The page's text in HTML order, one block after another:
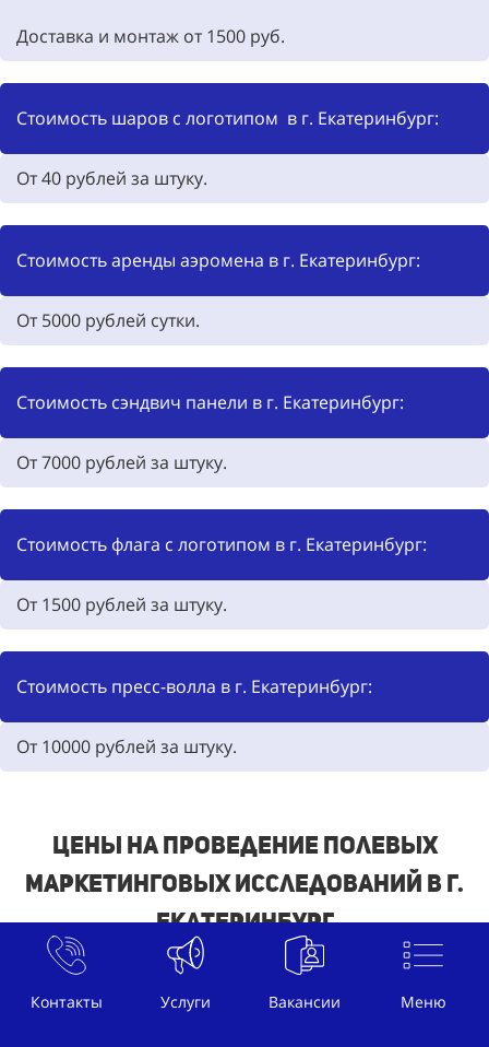
Контакты Услуги Вакансии Меню
Доставка и монтаж от 1500 руб.
Стоимость шаров с логотипом в г. Екатеринбург:
От 40 рублей за штуку.
Стоимость аренды аэромена в г. Екатеринбург:
От 5000 рублей сутки.
Стоимость сэндвич панели в г. Екатеринбург:
От7000 рублей за штуку.
Стоимость флага с логотипом в г. Екатеринбург:
От 1500 рублей за штуку.
Стоимость пресс-волла в г. Екатеринбург:
От 10000 рублей за штуку.
Цены на проведение полевых
маркетинговых исследований в г.
Екатеринбург
Стоимость проведения опроса в г. Екатеринбург: